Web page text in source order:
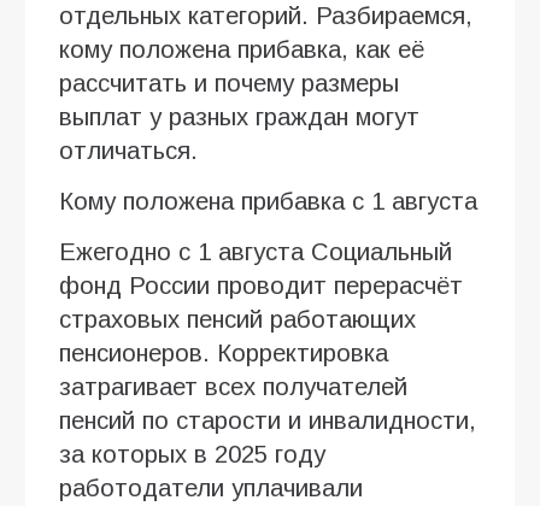
отдельных категорий. Разбираемся,
кому положена прибавка, как её
рассчитать и почему размеры
выплат у разных граждан могут
отличаться.
Кому положена прибавка с 1 августа
Ежегодно с 1 августа Социальный
фонд России проводит перерасчёт
страховых пенсий работающих
пенсионеров. Корректировка
затрагивает всех получателей
пенсий по старости и инвалидности,
за которых в 2025 году
работодатели уплачивали